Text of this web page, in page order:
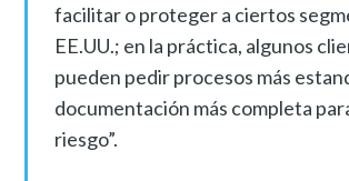
facilitar o proteger a ciertos
EE.UU.; en la práctica, algunos
pueden pedir procesos más
documentación más completa
riesgo”.